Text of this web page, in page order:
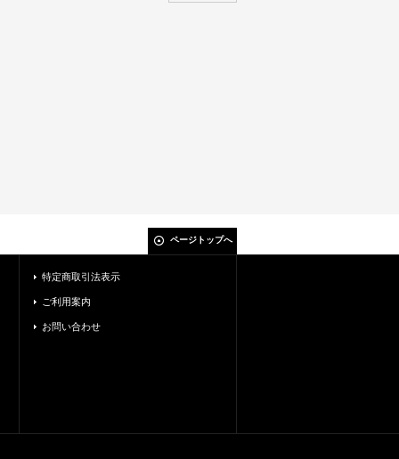
ページトップへ
特定商取引法表示
ご利用案内
お問い合わせ